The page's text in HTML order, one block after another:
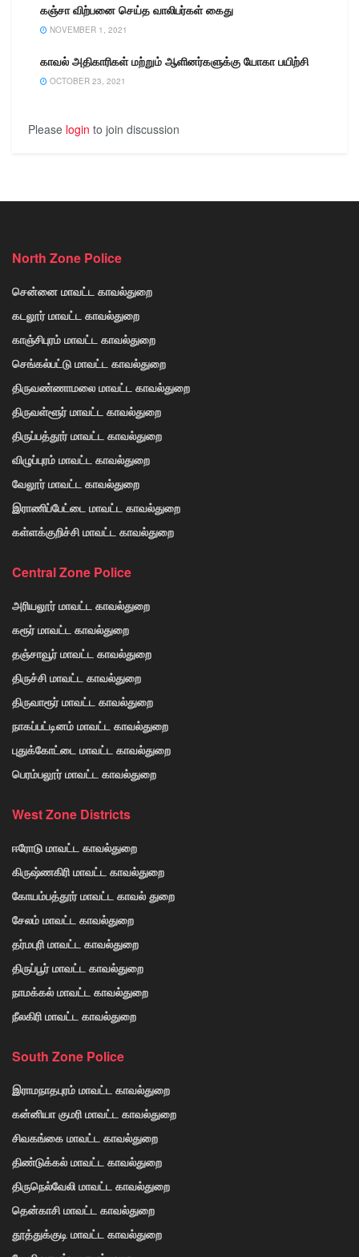
கஞ்சா விற்பனை செய்த வாலிபர்கள் கைது
NOVEMBER 1, 2021
காவல் அதிகாரிகள் மற்றும் ஆளினர்களுக்கு யோகா பயிற்சி
OCTOBER 23, 2021
Please login to join discussion
North Zone Police
சென்னை மாவட்ட காவல்துறை
கடலூர் மாவட்ட காவல்துறை
காஞ்சிபுரம் மாவட்ட காவல்துறை
செங்கல்பட்டு மாவட்ட காவல்துறை
திருவண்ணாமலை மாவட்ட காவல்துறை
திருவள்ளூர் மாவட்ட காவல்துறை
திருப்பத்தூர் மாவட்ட காவல்துறை
விழுப்புரம் மாவட்ட காவல்துறை
வேலூர் மாவட்ட காவல்துறை
இராணிப்பேட்டை மாவட்ட காவல்துறை
கள்ளக்குறிச்சி மாவட்ட காவல்துறை
Central Zone Police
அரியலூர் மாவட்ட காவல்துறை
கரூர் மாவட்ட காவல்துறை
தஞ்சாவூர் மாவட்ட காவல்துறை
திருச்சி மாவட்ட காவல்துறை
திருவாரூர் மாவட்ட காவல்துறை
நாகப்பட்டினம் மாவட்ட காவல்துறை
புதுக்கோட்டை மாவட்ட காவல்துறை
பெரம்பலூர் மாவட்ட காவல்துறை
West Zone Districts
ஈரோடு மாவட்ட காவல்துறை
கிருஷ்ணகிரி மாவட்ட காவல்துறை
கோயம்பத்தூர் மாவட்ட காவல் துறை
சேலம் மாவட்ட காவல்துறை
தர்மபுரி மாவட்ட காவல்துறை
திருப்பூர் மாவட்ட காவல்துறை
நாமக்கல் மாவட்ட காவல்துறை
நீலகிரி மாவட்ட காவல்துறை
South Zone Police
இராமநாதபுரம் மாவட்ட காவல்துறை
கன்னியா குமரி மாவட்ட காவல்துறை
சிவகங்கை மாவட்ட காவல்துறை
திண்டுக்கல் மாவட்ட காவல்துறை
திருநெல்வேலி மாவட்ட காவல்துறை
தென்காசி மாவட்ட காவல்துறை
தூத்துக்குடி மாவட்ட காவல்துறை